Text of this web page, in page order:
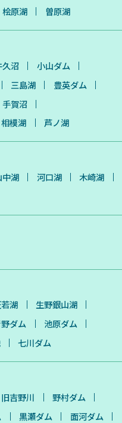
桧原湖 曽原湖
久沼
小山ダム
三島湖
豊英ダム
手賀沼
相模湖 芦ノ湖
中湖 河口湖
木崎湖
湖
生野銀山湖
ダム
池原ダム
七川ダム
旧吉野川
野村ダム
黒瀬ダム
面河ダム